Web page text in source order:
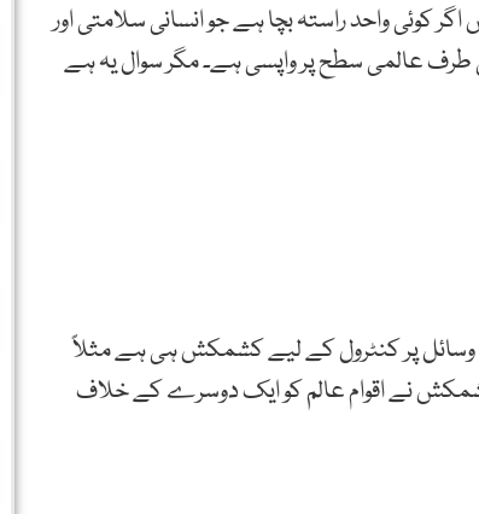
واحد راستہ بچا ہے جو انسانی سلامتی اور
کی طرف عالمی سطح پر واپسی ہے۔ مگر سوال یہ ہے
وسائل پر کنٹرول کے لیے کشمکش ہی ہے مثلاً
کشمکش نے اقوام عالم کو ایک دوسرے کے خلاف